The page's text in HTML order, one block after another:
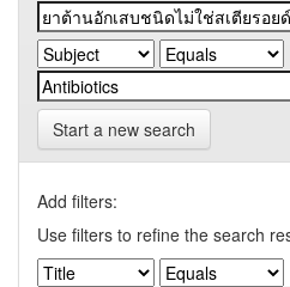
Start a new search
Add filters:
Use filters to refine the search